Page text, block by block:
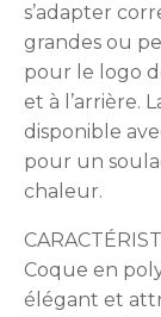
s’adapter
grandes ou
pour le logo
et à l’arrière.
disponible
pour un
chaleur.
Coque en
élégant et